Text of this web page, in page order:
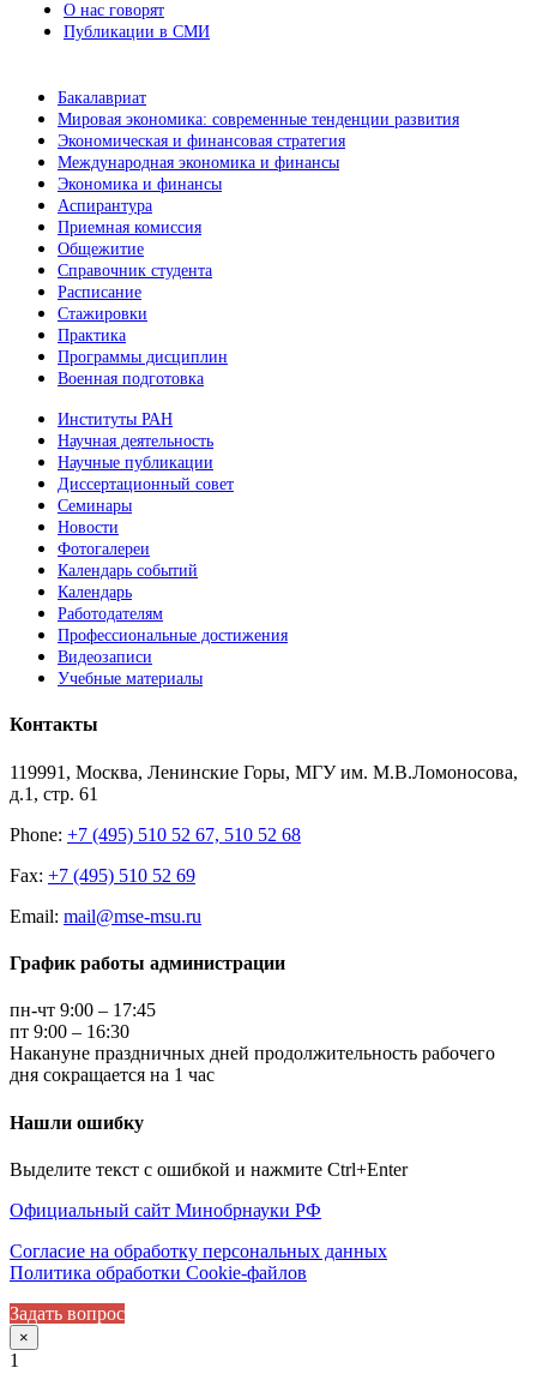
О нас говорят
Публикации в СМИ
Бакалавриат
Мировая экономика: современные тенденции развития
Экономическая и финансовая стратегия
Международная экономика и финансы
Экономика и финансы
Аспирантура
Приемная комиссия
Общежитие
Справочник студента
Расписание
Стажировки
Практика
Программы дисциплин
Военная подготовка
Институты РАН
Научная деятельность
Научные публикации
Диссертационный совет
Семинары
Новости
Фотогалереи
Календарь событий
Календарь
Работодателям
Профессиональные достижения
Видеозаписи
Учебные материалы
Контакты
119991, Москва, Ленинские Горы, МГУ им. М.В.Ломоносова,
д.1, стр. 61
Phone: +7 (495) 510 52 67, 510 52 68
Fax: +7 (495) 510 52 69
Email: mail@mse-msu.ru
График работы администрации
пн-чт 9:00 – 17:45
пт 9:00 – 16:30
Накануне праздничных дней продолжительность рабочего
дня сокращается на 1 час
Нашли ошибку
Выделите текст с ошибкой и нажмите Ctrl+Enter
Официальный сайт Минобрнауки РФ
Согласие на обработку персональных данных
Политика обработки Cookie-файлов
Задать вопрос
×
1